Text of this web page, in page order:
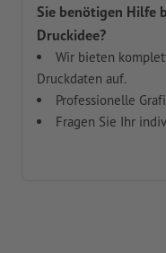
Sie benötigen Hilfe
Druckidee?
Wir bieten
Druckdaten auf.
Professionelle
Fragen Sie Ihr